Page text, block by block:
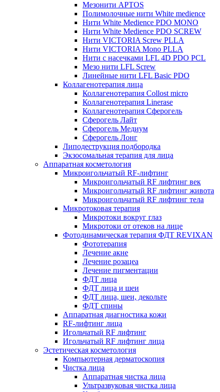
Мезонити APTOS
Полимолочные нити White medience
Нити White Medience PDO MONO
Нити White Medience PDO SCREW
Нити VICTORIA Screw PLLA
Нити VICTORIA Mono PLLA
Нити с насечками LFL 4D PDO PCL
Мезо нити LFL Screw
Линейные нити LFL Basic PDO
Коллагенотерапия лица
Коллагенотерапия Collost micro
Коллагенотерапия Linerase
Коллагенотерапия Сферогель
Сферогель Лайт
Сферогель Медиум
Сферогель Лонг
Липодеструкция подбородка
Экзосомальная терапия для лица
Аппаратная косметология
Микроигольчатый RF-лифтинг
Микроигольчатый RF лифтинг век
Микроигольчатый RF лифтинг живота
Микроигольчатый RF лифтинг тела
Микротоковая терапия
Микротоки вокруг глаз
Микротоки от отеков на лице
Фотодинамическая терапия ФДТ REVIXAN
Фототерапия
Лечение акне
Лечение розацеа
Лечение пигментации
ФДТ лица
ФДТ лица и шеи
ФДТ лица, шеи, декольте
ФДТ спины
Аппаратная диагностика кожи
RF-лифтинг лица
Игольчатый RF лифтинг
Игольчатый RF лифтинг лица
Эстетическая косметология
Компьютерная дерматоскопия
Чистка лица
Аппаратная чистка лица
Ультразвуковая чистка лица